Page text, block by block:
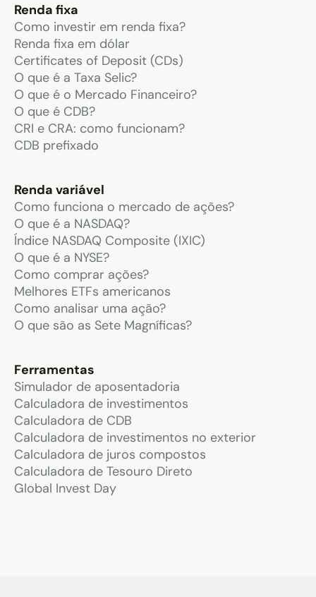
Renda fixa
Como investir em renda fixa?
Renda fixa em dólar
Certificates of Deposit (CDs)
O que é a Taxa Selic?
O que é o Mercado Financeiro?
O que é CDB?
CRI e CRA: como funcionam?
CDB prefixado
Renda variável
Como funciona o mercado de ações?
O que é a NASDAQ?
Índice NASDAQ Composite (IXIC)
O que é a NYSE?
Como comprar ações?
Melhores ETFs americanos
Como analisar uma ação?
O que são as Sete Magníficas?
Ferramentas
Simulador de aposentadoria
Calculadora de investimentos
Calculadora de CDB
Calculadora de investimentos no exterior
Calculadora de juros compostos
Calculadora de Tesouro Direto
Global Invest Day